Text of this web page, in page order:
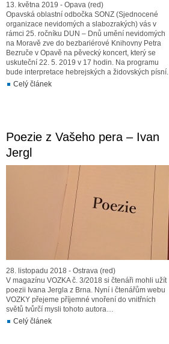
13. května 2019 - Opava (red)
Opavská oblastní odbočka SONZ (Sjednocené
organizace nevidomých a slabozrakých) vás v
rámci 25. ročníku DUN – Dnů umění nevidomých
na Moravě zve do bezbariérové Knihovny Petra
Bezruče v Opavě na pěvecký koncert, který se
uskuteční 22. 5. 2019 v 17 hodin. Na programu
bude interpretace hebrejských a židovských písní.
Celý článek
Poezie z Vašeho pera – Ivan
Jergl
28. listopadu 2018 - Ostrava (red)
V magazínu VOZKA č. 3/2018 si čtenáři mohli užít
poezii Ivana Jergla z Brna. Nyní i čtenářům webu
VOZKY přejeme příjemné vnoření do vnitřních
světů tvůrčí mysli tohoto autora…
Celý článek